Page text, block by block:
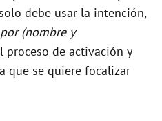
debe usar la intención,
(nombre y
proceso de activación y
que se quiere focalizar